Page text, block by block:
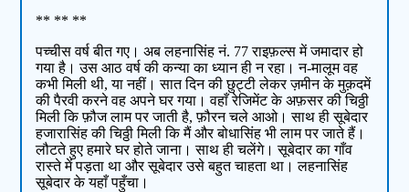
** ** **
पच्चीस वर्ष बीत गए। अब लहनासिंह नं. 77 राइफ़ल्स में जमादार हो
गया है। उस आठ वर्ष की कन्या का ध्यान ही न रहा। न-मालूम वह
कभी मिली थी, या नहीं। सात दिन की छुट्टी लेकर ज़मीन के मुक़दमें
की पैरवी करने वह अपने घर गया। वहाँ रेजिमेंट के अफ़सर की चिठ्ठी
मिली कि फ़ौज लाम पर जाती है, फ़ौरन चले आओ। साथ ही सूबेदार
हजारासिंह की चिठ्ठी मिली कि मैं और बोधासिंह भी लाम पर जाते हैं।
लौटते हुए हमारे घर होते जाना। साथ ही चलेंगे। सूबेदार का गाँव
रास्ते में पड़ता था और सूबेदार उसे बहुत चाहता था। लहनासिंह
सूबेदार के यहाँ पहुँचा।